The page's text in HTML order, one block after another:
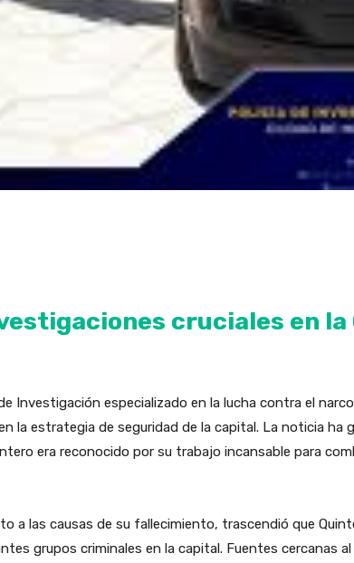
cruciales en la
Investigación especializado en la lucha contra el
la estrategia de seguridad de la capital. La noticia ha
era reconocido por su trabajo incansable para
a las causas de su fallecimiento, trascendió que
grupos criminales en la capital. Fuentes cercanas